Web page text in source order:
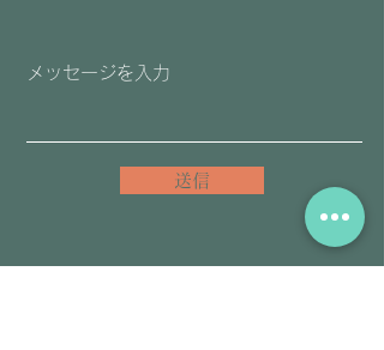
送信